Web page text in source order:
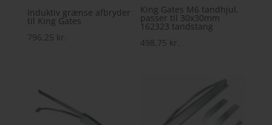
Induktiv grænse afbryder
til King Gates
796,25 kr.
King Gates M6 tandhjul,
passer til 30x30mm
162323 tandstang
498,75 kr.